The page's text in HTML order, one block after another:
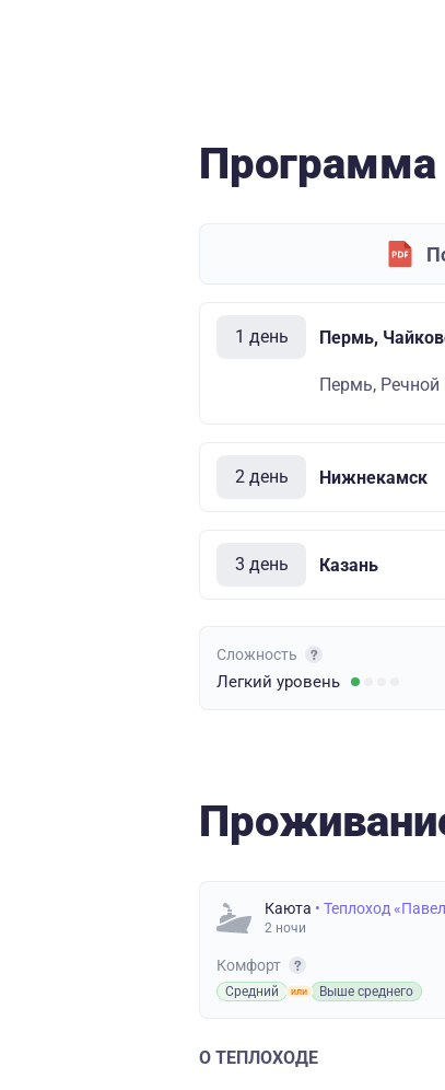
Программа
1 день Пермь,
Пермь, Речной
2 день Нижнекамск
3 день Казань
Сложность
Легкий уровень
Каюта • Теплоход
2 ночи
Комфорт
Средний Выше среднего
О ТЕПЛОХОДЕ